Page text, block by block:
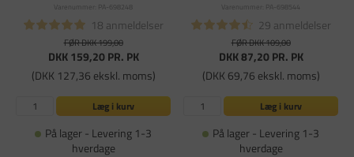
Varenummer: PA-698248
18 anmeldelser
FØR DKK 199,00
DKK 159,20PR. PK
(DKK 127,36 ekskl. moms)
Læg i kurv
På lager - Levering 1-3
hverdage
Varenummer: PA-698544
29 anmeldelser
FØR DKK 109,00
DKK 87,20PR. PK
(DKK 69,76 ekskl. moms)
Læg i kurv
På lager - Levering 1-3
hverdage